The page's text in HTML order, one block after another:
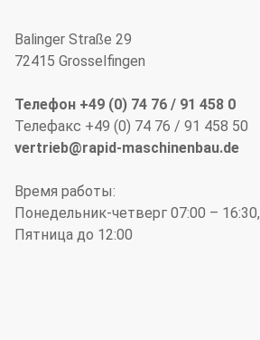
Balinger Straße 29
72415 Grosselfingen
Телефон +49 (0) 74 76 / 91 458 0
Телефакс +49 (0) 74 76 / 91 458 50
vertrieb@rapid-maschinenbau.de
Время работы:
Понедельник-четверг 07:00 – 16:30,
Пятница до 12:00